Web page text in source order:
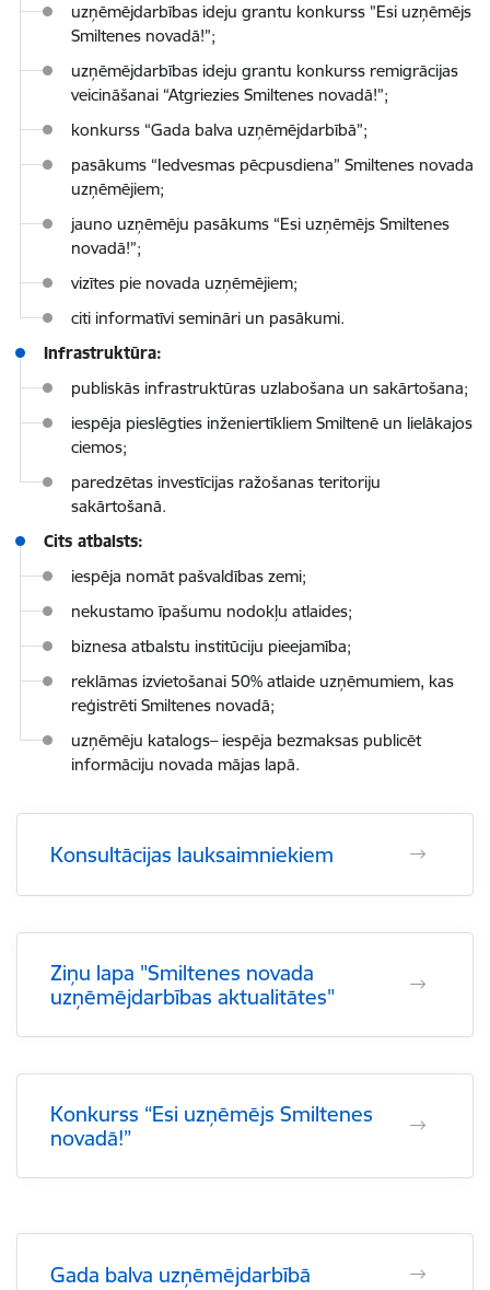
uzņēmējdarbības ideju grantu konkurss ”Esi uzņēmējs
Smiltenes novadā!”;
uzņēmējdarbības ideju grantu konkurss remigrācijas
veicināšanai “Atgriezies Smiltenes novadā!”;
konkurss “Gada balva uzņēmējdarbībā”;
pasākums “Iedvesmas pēcpusdiena” Smiltenes novada
uzņēmējiem;
jauno uzņēmēju pasākums “Esi uzņēmējs Smiltenes
novadā!”;
vizītes pie novada uzņēmējiem;
citi informatīvi semināri un pasākumi.
Infrastruktūra:
publiskās infrastruktūras uzlabošana un sakārtošana;
iespēja pieslēgties inženiertīkliem Smiltenē un lielākajos
ciemos;
paredzētas investīcijas ražošanas teritoriju
sakārtošanā.
Cits atbalsts:
iespēja nomāt pašvaldības zemi;
nekustamo īpašumu nodokļu atlaides;
biznesa atbalstu institūciju pieejamība;
reklāmas izvietošanai 50% atlaide uzņēmumiem, kas
reģistrēti Smiltenes novadā;
uzņēmēju katalogs– iespēja bezmaksas publicēt
informāciju novada mājas lapā.
Konsultācijas lauksaimniekiem
Ziņu lapa "Smiltenes novada
uzņēmējdarbības aktualitātes"
Konkurss “Esi uzņēmējs Smiltenes
novadā!”
Gada balva uzņēmējdarbībā